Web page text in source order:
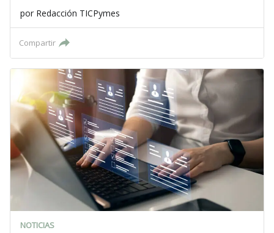
por Redacción TICPymes
Compartir
NOTICIAS